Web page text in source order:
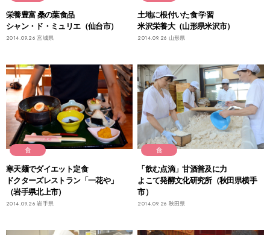
栄養豊富 桑の葉食品
シャン・ド・ミュリエ（仙台市）
2014.09.26 宮城県
土地に根付いた食 学習
米沢栄養大（山形県米沢市）
2014.09.26 山形県
食
寒天麺でダイエット定食
ドクターズレストラン「一花や」
（岩手県北上市）
2014.09.26 岩手県
食
「飲む点滴」甘酒普及に力
よこて発酵文化研究所（秋田県横手
市）
2014.09.26 秋田県